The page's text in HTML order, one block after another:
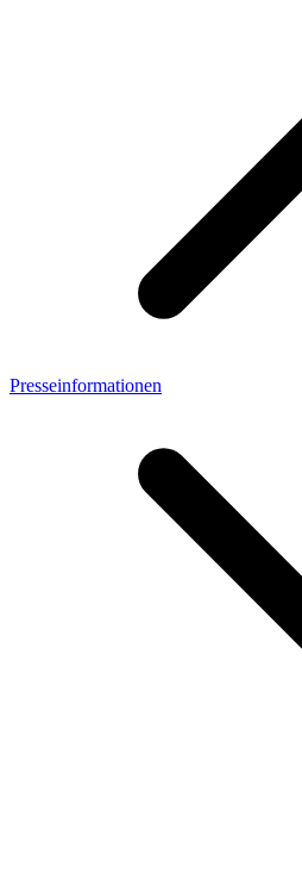
Presseinformationen